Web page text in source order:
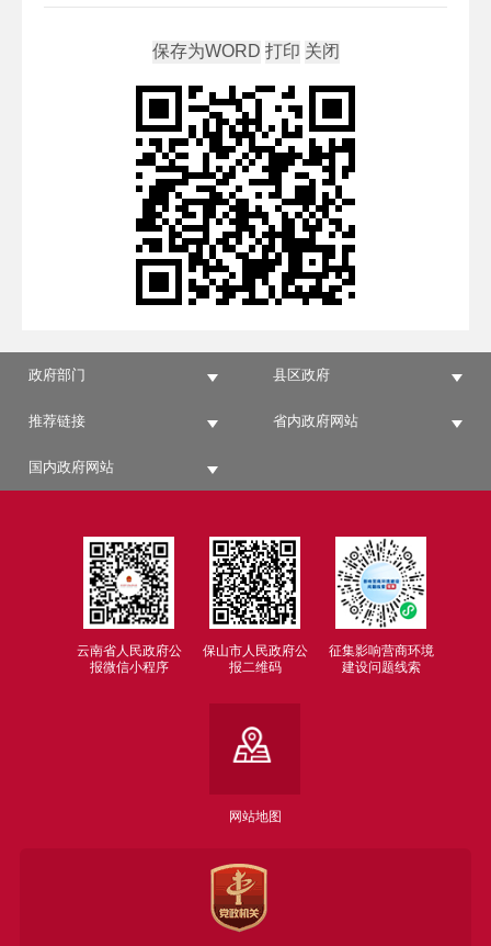
政府部门 县区政府
推荐链接 省内政府网站
国内政府网站
云南省人民政府公
报微信小程序
保山市人民政府公
报二维码
征集影响营商环境
建设问题线索
网站地图